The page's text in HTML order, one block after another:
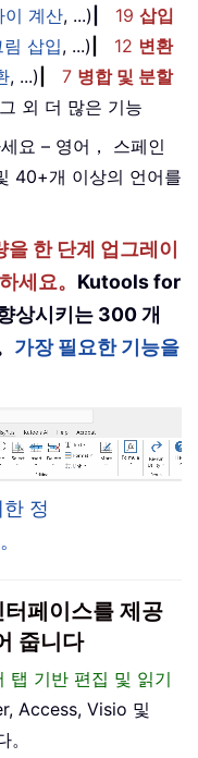
이 계산, ...) 19 삽입
삽입, ...) 12 변환
, ...) 7 병합 및 분할
그 외 더 많은 기능
요 – 영어， 스페인
40+개 이상의 언어를
한 단계 업그레이
세요。 Kutools for
상시키는 300 개
가장 필요한 기능을
정
페이스를 제공
줍니다
기반 편집 및 읽기
Access, Visio 및